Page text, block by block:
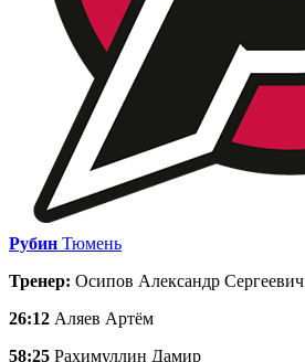
Рубин Тюмень
Тренер: Осипов Александр Сергеевич
26:12 Аляев Артём
58:25 Рахимуллин Дамир